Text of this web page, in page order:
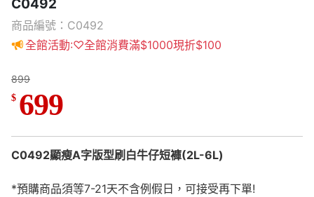
C0492
商品編號：C0492
全館活動:♡全館消費滿$1000現折$100
899
$ 699
C0492顯瘦A字版型刷白牛仔短褲(2L-6L)
*預購商品須等7-21天不含例假日，可接受再下單!